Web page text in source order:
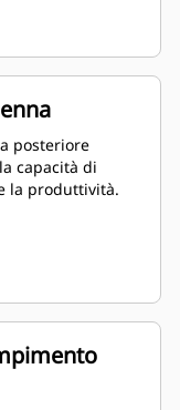
posteriore
capacità di
la produttività.